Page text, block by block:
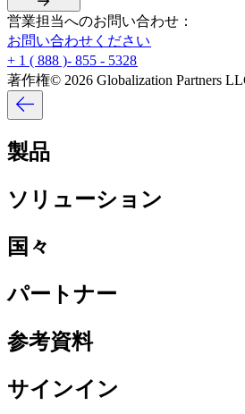
営業担当へのお問い合わせ：​​
お問い合わせください​​
+ 1 ( 888 )- 855 - 5328​​
著作権© 2026 Globalization Partners
製品​​
ソリューション​​
国々​​
パートナー​​
参考資料​​
サインイン​​